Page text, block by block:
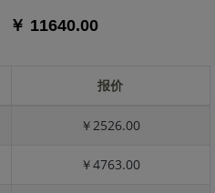
￥ 11640.00
报价
￥2526.00
￥4763.00